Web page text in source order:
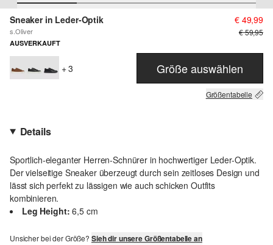
Sneaker in Leder-Optik
s.Oliver
€ 49,99
€ 59,95
AUSVERKAUFT
+ 3 Größe auswählen
Größentabelle
Details
Sportlich-eleganter Herren-Schnürer in hochwertiger Leder-Optik.
Der vielseitige Sneaker überzeugt durch sein zeitloses Design und
lässt sich perfekt zu lässigen wie auch schicken Outfits
kombinieren.
Leg Height: 6,5 cm
Unsicher bei der Größe? Sieh dir unsere Größentabelle an